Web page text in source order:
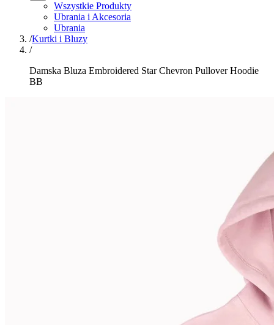
Wszystkie Produkty
Ubrania i Akcesoria
Ubrania
/Kurtki i Bluzy
/
Damska Bluza Embroidered Star Chevron Pullover Hoodie
BB